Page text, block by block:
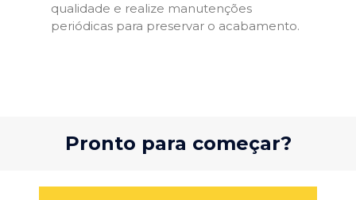
qualidade e realize manutenções
periódicas para preservar o acabamento.
Pronto para começar?